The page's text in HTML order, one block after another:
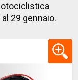
29 gennaio.